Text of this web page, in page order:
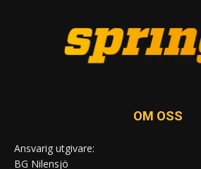
OM OSS
Ansvarig utgivare:
BG Nilensjö